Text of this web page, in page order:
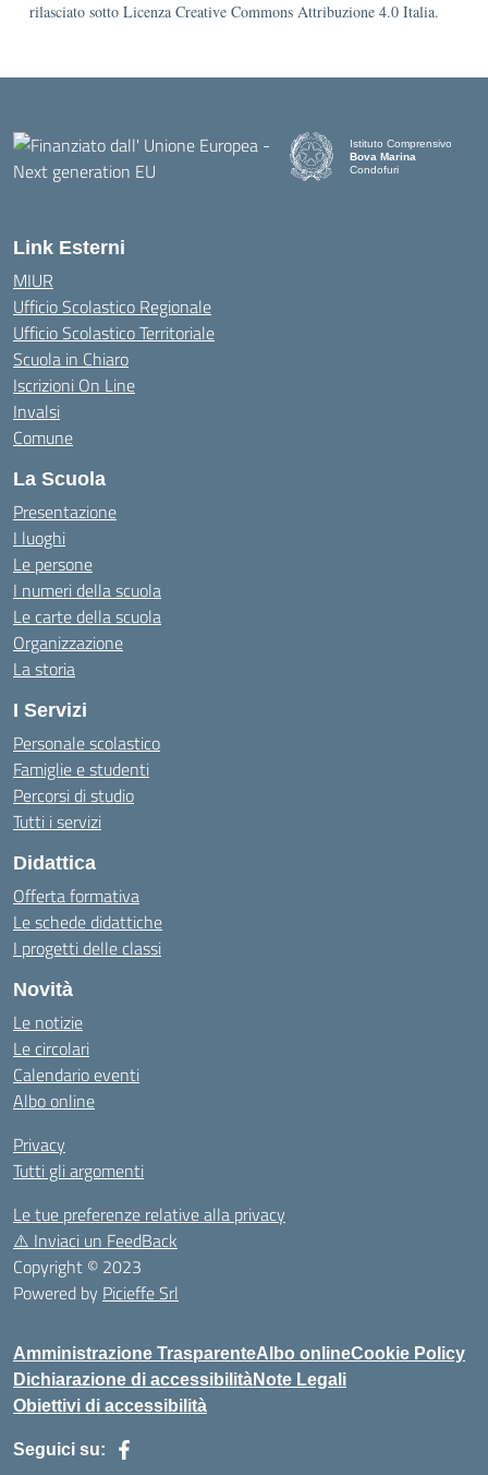
rilasciato sotto Licenza Creative Commons Attribuzione 4.0 Italia.
Istituto Comprensivo
Bova Marina
Condofuri
Link Esterni
MIUR
Ufficio Scolastico Regionale
Ufficio Scolastico Territoriale
Scuola in Chiaro
Iscrizioni On Line
Invalsi
Comune
La Scuola
Presentazione
I luoghi
Le persone
I numeri della scuola
Le carte della scuola
Organizzazione
La storia
I Servizi
Personale scolastico
Famiglie e studenti
Percorsi di studio
Tutti i servizi
Didattica
Offerta formativa
Le schede didattiche
I progetti delle classi
Novità
Le notizie
Le circolari
Calendario eventi
Albo online
Privacy
Tutti gli argomenti
Le tue preferenze relative alla privacy
⚠️ Inviaci un FeedBack
Copyright © 2023
Powered by Picieffe Srl
Amministrazione TrasparenteAlbo onlineCookie Policy
Dichiarazione di accessibilitàNote Legali
Obiettivi di accessibilità
Seguici su: